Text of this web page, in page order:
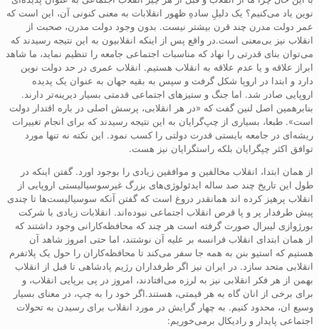
نوین یاد می‌کنیم؟ یک دلیلِ سادهِ ظهور انقلابات به معنی کنونی آن، این است که
عمر دولت مدرن چند قرن بیشتر نیست. بدون وجود دولت مدرن، صحبت از
انقلاب نیز بی‌معنی است.در واقع پس از اینکه انقلابیون به این نتیجه رسیدند که
می‌توان بنای قدرتی را نهاد که مناسبات اجتماعی جامعه را تنظیم نماید، ما شاهد
ابراز علاقه و یا عدم علاقه به انقلاب هستیم. انقلاب عمری در حد دولت نوین
دارد و ابتدا در اروپا شکل گرفت و سپس به بقیه جهان به عنوان یک پدیده
اروپایی صادر شد. اما جنگ و ستیزهای اجتماعی قدمتی بسیار دیرینه‌تر دارند.
بنابرهمین اصل لنین گفت که «در هر انقلابی، پرسش اصلی در باره اقتدار دولت
است». طبعا، بسیاری از چپ‌گرایان به این نتیجه رسیدند که برای انجام تغییرات
ریشه‌ای در جامعه بایستی قدرت دولتی را کسب نمود. این نکته نه تنها مورد
توافق اکثر چپگرایان بلکه راستگرایان نیز هست.
از همان ابتدا، انقلاب مخالفین و موافقین زیادی را بوجود اورد. گفتن اینکه در
طول این تاریخ چند صد ساله ایدئولوژی‌های بزرگ غیرسوسیالیستی اروپایی از
انقلاب پرهیز کرده اند همانقدر دروغ است که گفتن آنکه سوسیالیست‌ها تا چندی
پیش طرفدار پر و پا قرص انقلاب اجتماعی نبوده‌اند. انقلابات زیادی با شرکت
بورژوازی لیبرال صورت گرفته است هر چند که محافظه‌کارانی وجود داشتند که
از همان ابتدای انقلاب فرانسه بر علیه آن نوشتند، اما حتی امروز شاهد آن
هستیم که استیو بنن به همه جا سفر می‌کند تا محافظه‌کاران را حول یک پلاتفرم
انقلابی متحد سازد. در ایران نیز اگر طرفداران رژیم پادشاهی تا قبل از انقلاب
بهمن از هر فکر انقلابی نیز به لرزه می‌افتادند، امروز در پی برپایی انقلاب، و
برای برخی از انان گاه به هر قیمتی، هستند.اگر خود را به چپ، در معنای بسیار
وسیع ان، محدود کنیم. به چهار گرایش در مورد انقلاب برای رسیدن به تحولات
اجتماعی پایدار و رادیکال برمی‌خوریم: